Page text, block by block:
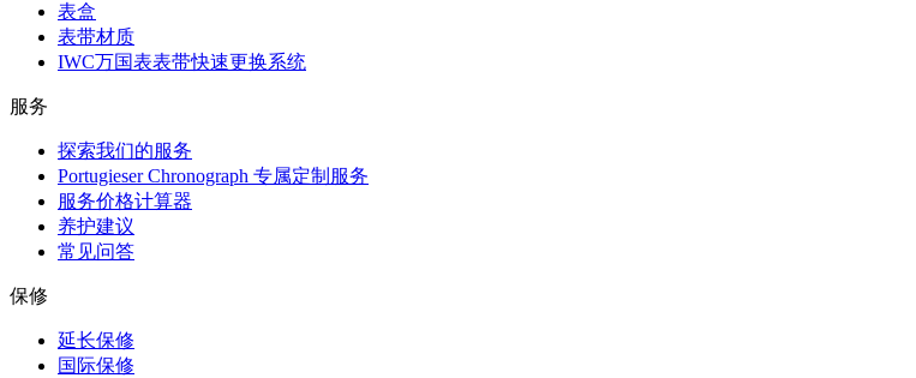
表盒
表带材质
IWC万国表表带快速更换系统
服务
探索我们的服务
Portugieser Chronograph 专属定制服务
服务价格计算器
养护建议
常见问答
保修
延长保修
国际保修